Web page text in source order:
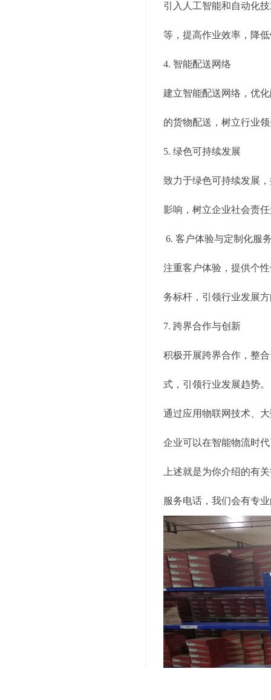
引入人工智能和自动化
等，提高作业效率，降
4. 智能配送网络
建立智能配送网络，优
的货物配送，树立行业
5. 绿色可持续发展
致力于绿色可持续发展
影响，树立企业社会责
6. 客户体验与定制化服
注重客户体验，提供个
务标杆，引领行业发展
7. 跨界合作与创新
积极开展跨界合作，整
式，引领行业发展趋势。
通过应用物联网技术、
企业可以在智能物流时
上述就是为你介绍的有
服务电话，我们会有专